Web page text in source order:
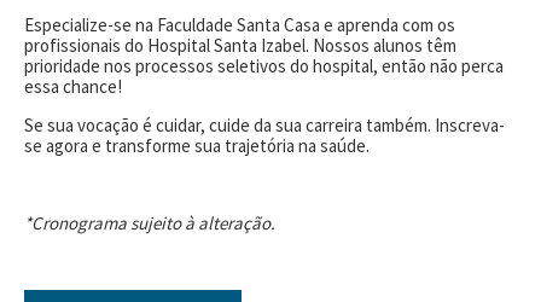
Especialize-se na Faculdade Santa Casa e aprenda com os
profissionais do Hospital Santa Izabel. Nossos alunos têm
prioridade nos processos seletivos do hospital, então não perca
essa chance!
Se sua vocação é cuidar, cuide da sua carreira também. Inscreva-
se agora e transforme sua trajetória na saúde.
*Cronograma sujeito à alteração.